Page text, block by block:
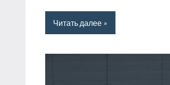
Читать далее